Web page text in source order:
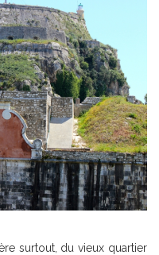
surtout, du vieux quartier